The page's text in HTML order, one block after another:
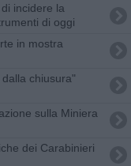
di incidere la
di oggi
in mostra
chiusura"
sulla Miniera
dei Carabinieri